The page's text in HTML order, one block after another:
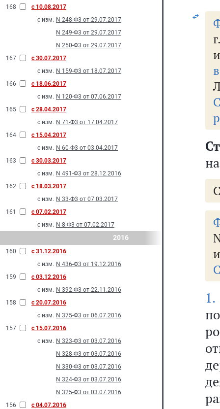
168
с 10.08.2017
с изм. N 248-Ф3 от 29.07.2017
N 249-Ф3 от 29.07.2017
N 250-Ф3 от 29.07.2017
167
с 30.07.2017
с изм. N 159-Ф3 от 18.07.2017
166
с 18.06.2017
с изм. N 120-Ф3 от 07.06.2017
165
с 28.04.2017
с изм. N 71-Ф3 от 17.04.2017
164
с 15.04.2017
с изм. N 60-Ф3 от 03.04.2017
163
с 30.03.2017
с изм. N 491-Ф3 от 28.12.2016
162
с 18.03.2017
с изм. N 33-Ф3 от 07.03.2017
161
с 07.02.2017
с изм. N 8-Ф3 от 07.02.2017
2016
160
с 31.12.2016
с изм. N 436-Ф3 от 19.12.2016
159
с 03.12.2016
с изм. N 392-Ф3 от 22.11.2016
158
с 20.07.2016
с изм. N 375-Ф3 от 06.07.2016
157
с 15.07.2016
с изм. N 323-Ф3 от 03.07.2016
N 328-Ф3 от 03.07.2016
N 330-Ф3 от 03.07.2016
N 324-Ф3 от 03.07.2016
N 325-Ф3 от 03.07.2016
156
с 04.07.2016
1.